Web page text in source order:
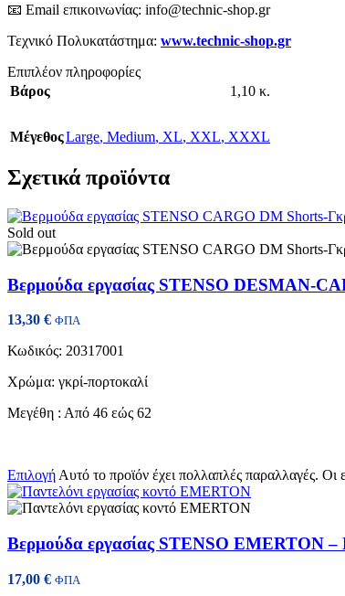
📧 Email επικοινωνίας: info@technic-shop.gr
Τεχνικό Πολυκατάστημα: www.technic-shop.gr
Επιπλέον πληροφορίες
Βάρος
1,10 κ.
ΜέγεθοςLarge, Medium, XL, XXL, XXXL
Σχετικά προϊόντα
Sold out
Βερμούδα εργασίας STENSO DESMAN-
13,30 € ΦΠΑ
Κωδικός: 20317001
Χρώμα: γκρί-πορτοκαλί
Μεγέθη : Από 46 εώς 62
Επιλογή Αυτό το προϊόν έχει πολλαπλές παραλλαγές. Οι
Βερμούδα εργασίας STENSO EMERTON –
17,00 € ΦΠΑ